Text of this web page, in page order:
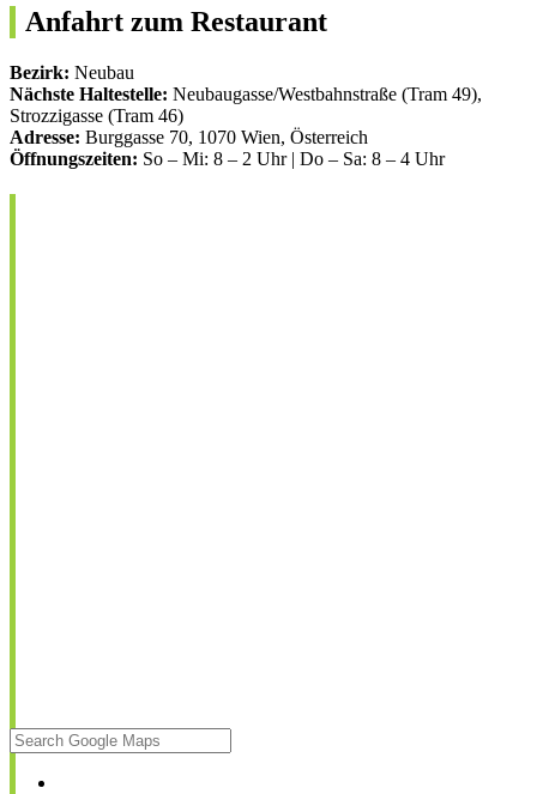
Anfahrt zum Restaurant
Bezirk: Neubau
Nächste Haltestelle: Neubaugasse/Westbahnstraße (Tram 49),
Strozzigasse (Tram 46)
Adresse: Burggasse 70, 1070 Wien, Österreich
Öffnungszeiten: So – Mi: 8 – 2 Uhr | Do – Sa: 8 – 4 Uhr